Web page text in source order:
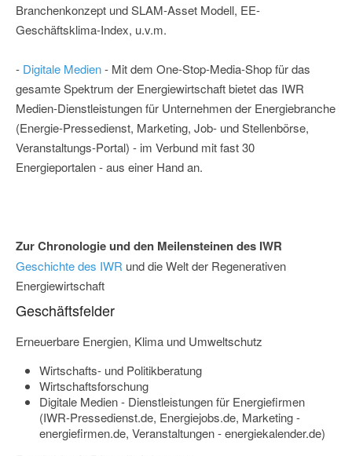
Branchenkonzept und SLAM-Asset Modell, EE-
Geschäftsklima-Index, u.v.m.
- Digitale Medien- Mit dem One-Stop-Media-Shop für das
gesamte Spektrum der Energiewirtschaft bietet das IWR
Medien-Dienstleistungen für Unternehmen der Energiebranche
(Energie-Pressedienst, Marketing, Job- und Stellenbörse,
Veranstaltungs-Portal) - im Verbund mit fast 30
Energieportalen - aus einer Hand an.
Zur Chronologie und den Meilensteinen des IWR
Geschichte des IWR und die Welt der Regenerativen
Energiewirtschaft
Geschäftsfelder
Erneuerbare Energien, Klima und Umweltschutz
Wirtschafts- und Politikberatung
Wirtschaftsforschung
Digitale Medien - Dienstleistungen für Energiefirmen
(IWR-Pressedienst.de, Energiejobs.de, Marketing -
energiefirmen.de, Veranstaltungen - energiekalender.de)